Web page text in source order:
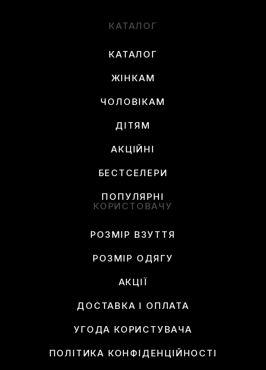
КАТАЛОГ
КАТАЛОГ
ЖІНКАМ
ЧОЛОВІКАМ
ДІТЯМ
АКЦІЙНІ
БЕСТСЕЛЕРИ
ПОПУЛЯРНІ
КОРИСТОВАЧУ
РОЗМІР ВЗУТТЯ
РОЗМІР ОДЯГУ
АКЦІЇ
ДОСТАВКА І ОПЛАТА
УГОДА КОРИСТУВАЧА
ПОЛІТИКА КОНФІДЕНЦІЙНОСТІ